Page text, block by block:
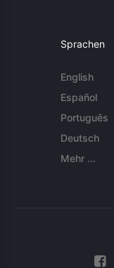
Sprachen
English
Español
Português
Deutsch
Mehr ...